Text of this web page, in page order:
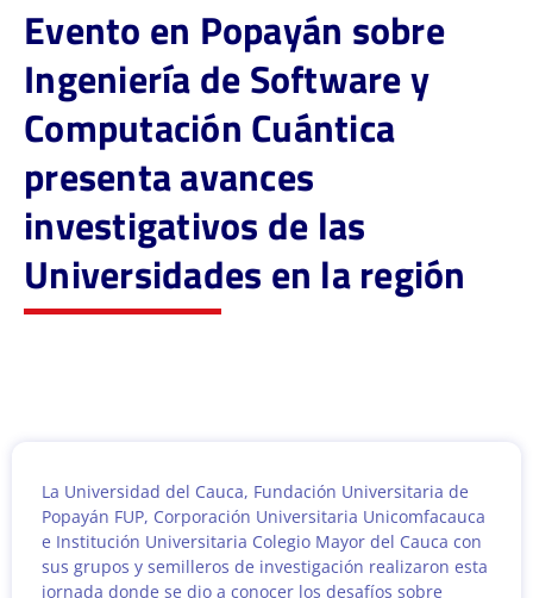
Evento en Popayán sobre
Ingeniería de Software y
Computación Cuántica
presenta avances
investigativos de las
Universidades en la región
La Universidad del Cauca, Fundación Universitaria de
Popayán FUP, Corporación Universitaria Unicomfacauca
e Institución Universitaria Colegio Mayor del Cauca con
sus grupos y semilleros de investigación realizaron esta
jornada donde se dio a conocer los desafíos sobre